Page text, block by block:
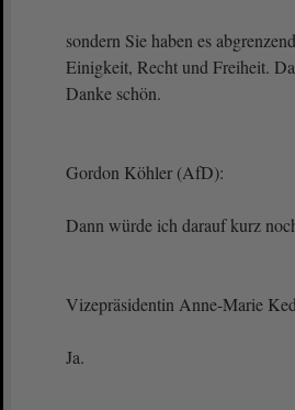
sondern Sie haben es
Einigkeit, Recht und Freiheit.
Danke schön.
Gordon Köhler (AfD):
Dann würde ich darauf kurz
Vizepräsidentin Anne-Marie
Ja.